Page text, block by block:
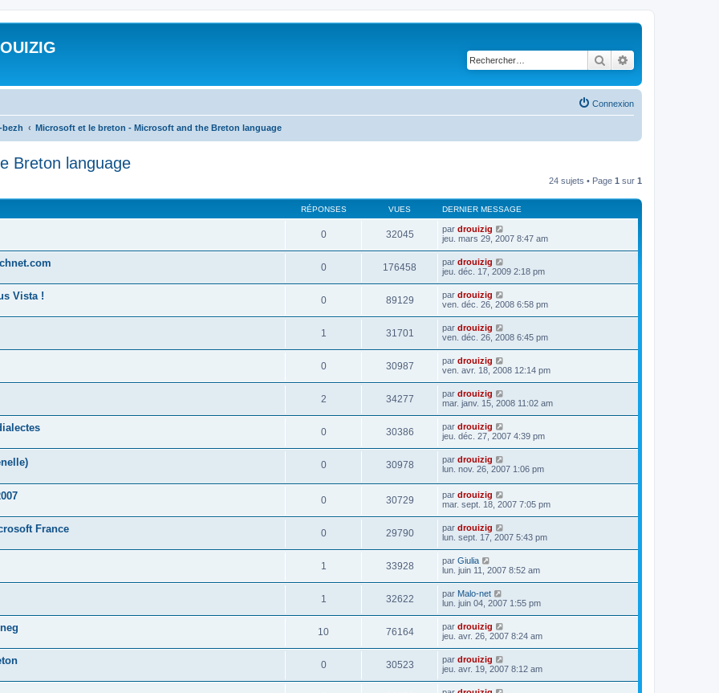
Rechercher
Connexion
bezh Microsoft et le breton - Microsoft and the Breton language
Breton language
24 sujets • Page 1 sur 1
RÉPONSES VUES DERNIER MESSAGE
0 32045 par drouizig
jeu. mars 29, 2007 8:47 am
0 176458 par drouizig
jeu. déc. 17, 2009 2:18 pm
Vista ! 0 89129 par drouizig
ven. déc. 26, 2008 6:58 pm
1 31701 par drouizig
ven. déc. 26, 2008 6:45 pm
0 30987 par drouizig
ven. avr. 18, 2008 12:14 pm
2 34277 par drouizig
mar. janv. 15, 2008 11:02 am
0 30386 par drouizig
jeu. déc. 27, 2007 4:39 pm
0 30978 par drouizig
lun. nov. 26, 2007 1:06 pm
0 30729 par drouizig
mar. sept. 18, 2007 7:05 pm
France 0 29790 par drouizig
lun. sept. 17, 2007 5:43 pm
1 33928 par Giulia
lun. juin 11, 2007 8:52 am
1 32622 par Malo-net
lun. juin 04, 2007 1:55 pm
10 76164 par drouizig
jeu. avr. 26, 2007 8:24 am
0 30523 par drouizig
jeu. avr. 19, 2007 8:12 am